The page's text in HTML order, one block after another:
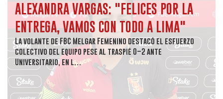
ALEXANDRA VARGAS: "FELICES POR LA
ENTREGA, VAMOS CON TODO A LIMA"
La volante de FBC Melgar Femenino destacó el esfuerzo
colectivo del equipo pese al traspié 0–2 ante
Universitario, en l…